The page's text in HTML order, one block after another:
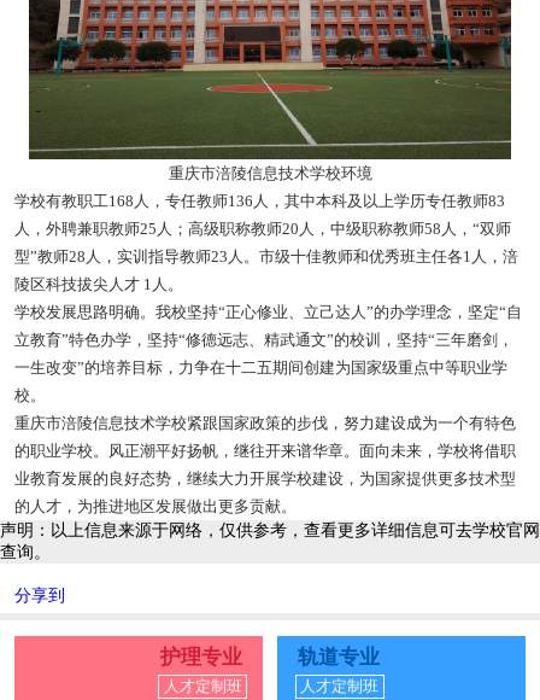
重庆市涪陵信息技术学校环境
学校有教职工168人，专任教师136人，其中本科及以上学历专任教师83
人，外聘兼职教师25人；高级职称教师20人，中级职称教师58人，“双师
型”教师28人，实训指导教师23人。市级十佳教师和优秀班主任各1人，涪
陵区科技拔尖人才 1人。
学校发展思路明确。我校坚持“正心修业、立己达人”的办学理念，坚定“自
立教育”特色办学，坚持“修德远志、精武通文”的校训，坚持“三年磨剑，
一生改变”的培养目标，力争在十二五期间创建为国家级重点中等职业学
校。
重庆市涪陵信息技术学校紧跟国家政策的步伐，努力建设成为一个有特色
的职业学校。风正潮平好扬帆，继往开来谱华章。面向未来，学校将借职
业教育发展的良好态势，继续大力开展学校建设，为国家提供更多技术型
的人才，为推进地区发展做出更多贡献。
声明：以上信息来源于网络，仅供参考，查看更多详细信息可去学校官网
查询。
分享到
护理专业
人才定制班
轨道专业
人才定制班